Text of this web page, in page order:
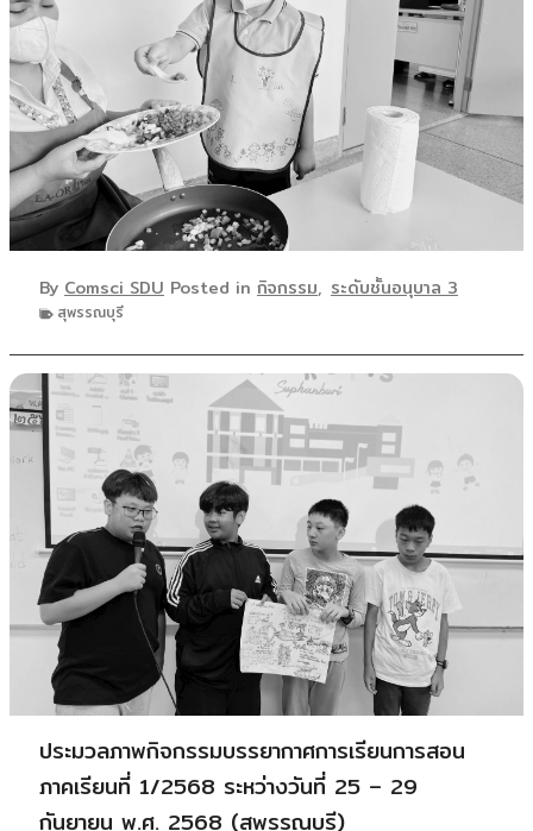
By Comsci SDU Posted in กิจกรรม, ระดับชั้นอนุบาล 3
สุพรรณบุรี
ประมวลภาพกิจกรรมบรรยากาศการเรียนการสอน
ภาคเรียนที่ 1/2568 ระหว่างวันที่ 25 – 29
กันยายน พ.ศ. 2568 (สุพรรณบุรี)